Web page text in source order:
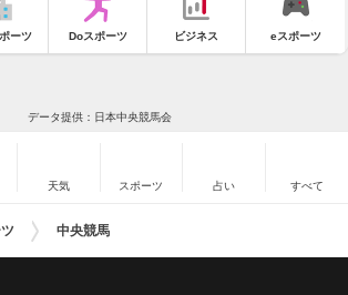
ーツ Doスポーツ ビジネス eスポーツ
データ提供：日本中央競馬会
天気 スポーツ 占い すべて
中央競馬